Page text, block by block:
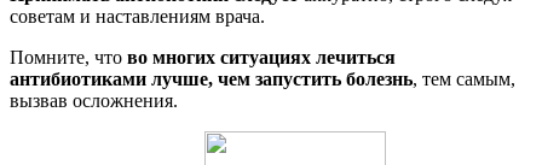
советам и наставлениям врача.
Помните, что во многих ситуациях лечиться
антибиотиками лучше, чем запустить болезнь, тем самым,
вызвав осложнения.